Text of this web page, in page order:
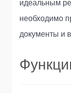
идеальным
необходимо
документы и